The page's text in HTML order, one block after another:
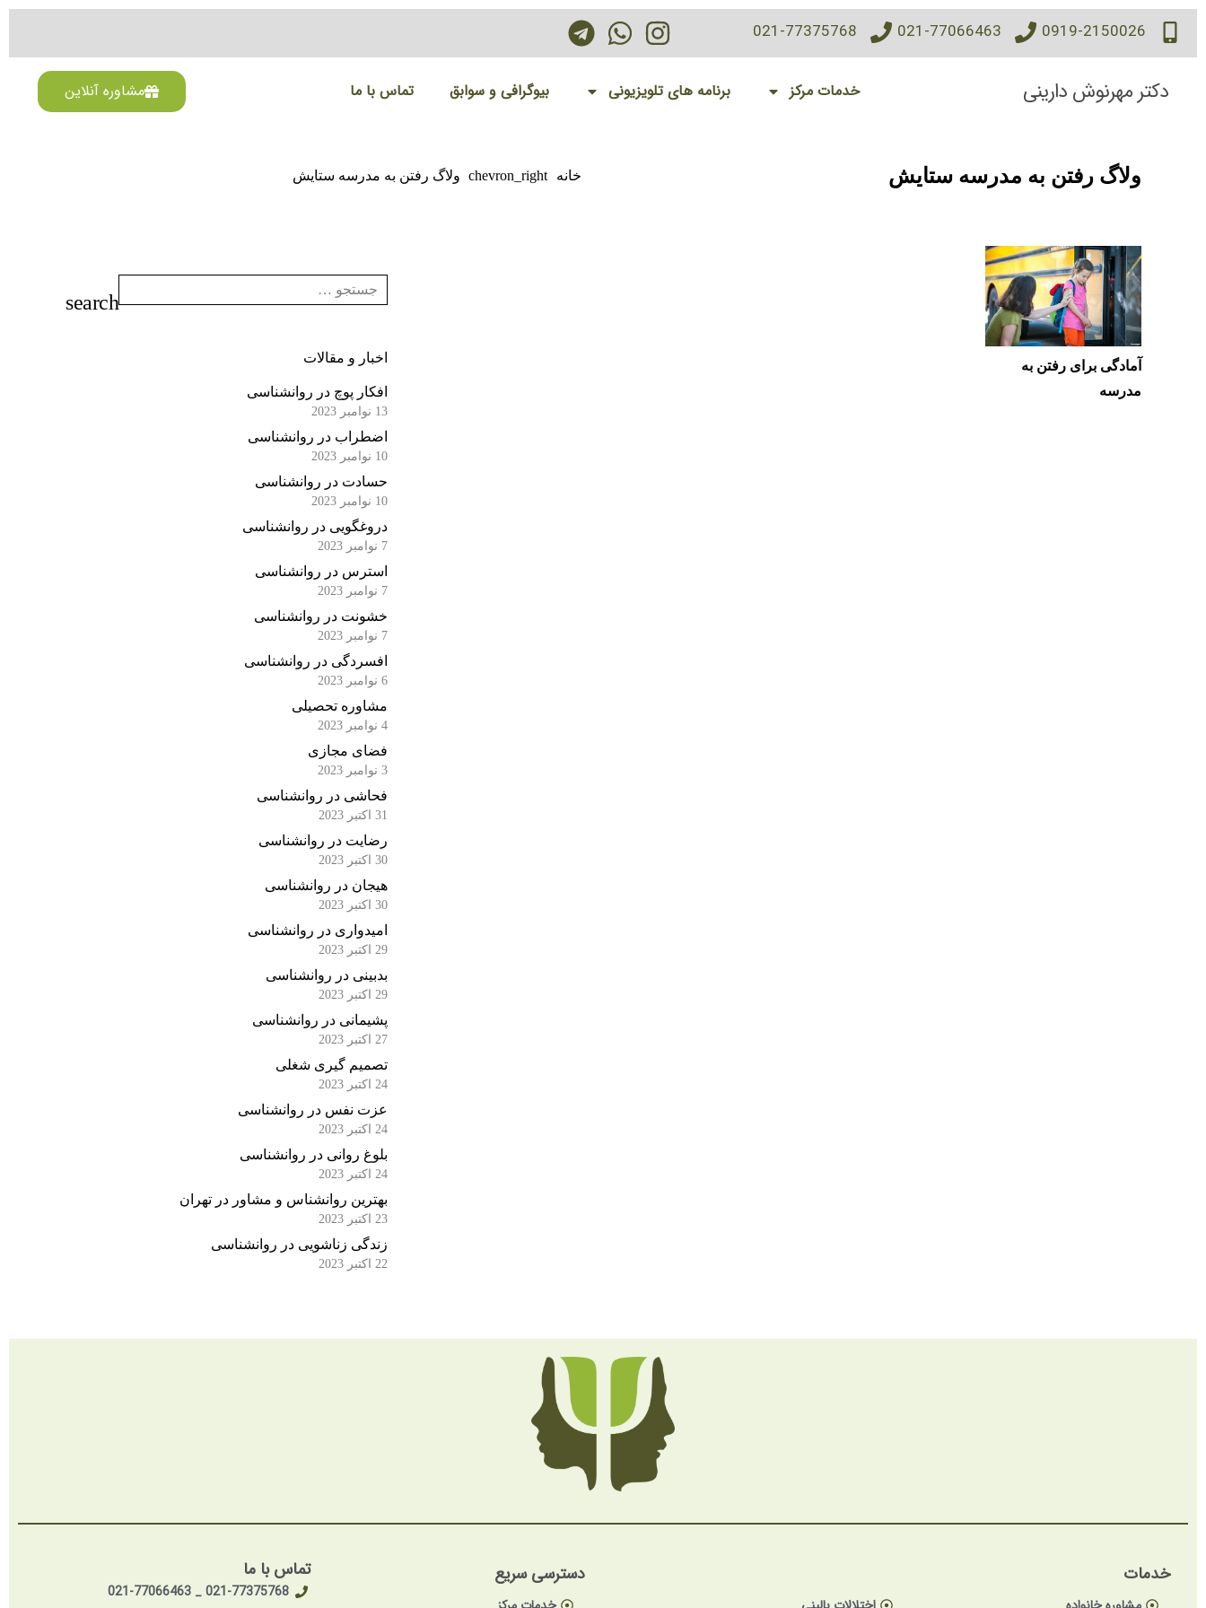
0919-2150026
021-77066463
021-77375768
دکتر مهرنوش دارینی خدمات مرکز برنامه های تلویزیونی بیوگرافی و سوابق تماس با ما مشاوره آنلاین
ولاگ رفتن به مدرسه ستایش خانه chevron_right ولاگ رفتن به مدرسه ستایش
آمادگی برای رفتن به
مدرسه
اخبار و مقالات
افکار پوچ در روانشناسی
13 نوامبر 2023
اضطراب در روانشناسی
10 نوامبر 2023
حسادت در روانشناسی
10 نوامبر 2023
دروغگویی در روانشناسی
7 نوامبر 2023
استرس در روانشناسی
7 نوامبر 2023
خشونت در روانشناسی
7 نوامبر 2023
افسردگی در روانشناسی
6 نوامبر 2023
مشاوره تحصیلی
4 نوامبر 2023
فضای مجازی
3 نوامبر 2023
فحاشی در روانشناسی
31 اکتبر 2023
رضایت در روانشناسی
30 اکتبر 2023
هیجان در روانشناسی
30 اکتبر 2023
امیدواری در روانشناسی
29 اکتبر 2023
بدبینی در روانشناسی
29 اکتبر 2023
پشیمانی در روانشناسی
27 اکتبر 2023
تصمیم گیری شغلی
24 اکتبر 2023
عزت نفس در روانشناسی
24 اکتبر 2023
بلوغ روانی در روانشناسی
24 اکتبر 2023
بهترین روانشناس و مشاور در تهران
23 اکتبر 2023
زندگی زناشویی در روانشناسی
22 اکتبر 2023
خدمات دسترسی سریع تماس با ما
021-77375768 _ 021-77066463